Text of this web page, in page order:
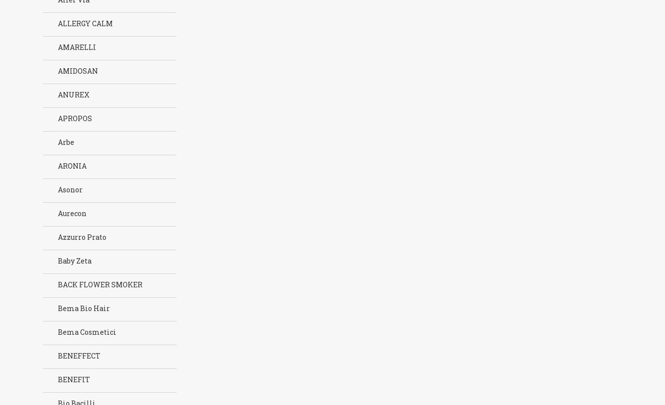
ALLERGY CALM
AMARELLI
AMIDOSAN
ANUREX
APROPOS
Arbe
ARONIA
Asonor
Aurecon
Azzurro Prato
Baby Zeta
BACK FLOWER SMOKER
Bema Bio Hair
Bema Cosmetici
BENEFFECT
BENEFIT